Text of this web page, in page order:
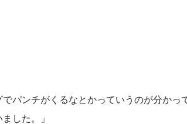
パンチがくるなとかっていうのが分かっ
した。」